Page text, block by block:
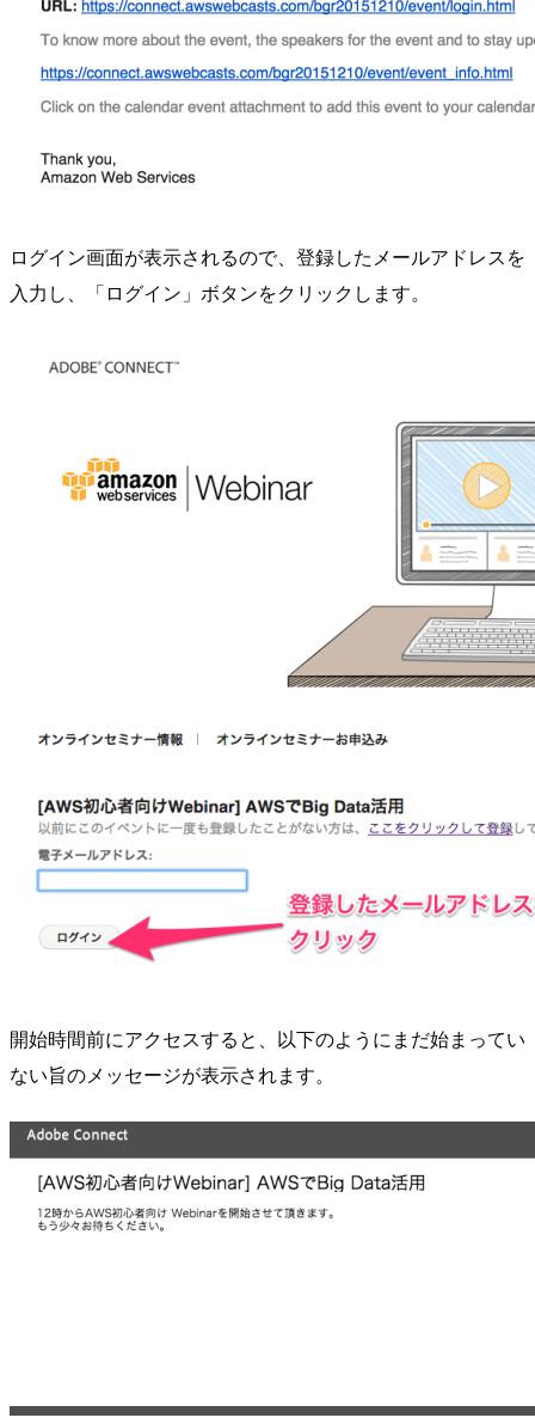
ログイン画面が表示されるので、登録したメールアドレスを
入力し、「ログイン」ボタンをクリックします。
開始時間前にアクセスすると、以下のようにまだ始まってい
ない旨のメッセージが表示されます。